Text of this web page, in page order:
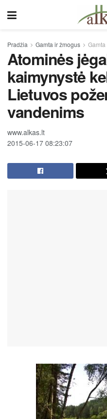
Pradžia Gamta ir žmogus
Atominės
kaimynystė
Lietuvos
vandenims
www.alkas.lt
2015-06-17 08:23:07